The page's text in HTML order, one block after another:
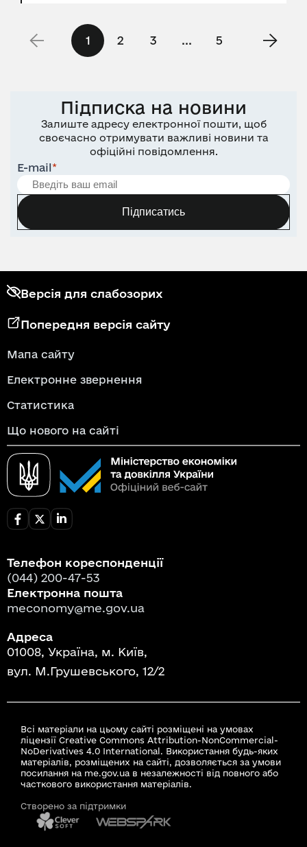
1 2 3 ... 5
Підписка на новини
Залиште адресу електронної пошти, щоб
своєчасно отримувати важливі новини та
офіційні повідомлення.
E-mail*
Підписатись
Версія для слабозорих
Попередня версія сайту
Мапа сайту
Електронне звернення
Статистика
Що нового на сайті
Телефон кореспонденції
(044) 200-47-53
Електронна пошта
meconomy@me.gov.ua
Адреса
01008, Україна, м. Київ,
вул. М.Грушевського, 12/2
Всі матеріали на цьому сайті розміщені на умовах
ліцензії Creative Commons Attribution-NonCommercial-
NoDerivatives 4.0 International. Використання будь-яких
матеріалів, розміщених на сайті, дозволяється за умови
посилання на me.gov.ua в незалежності від повного або
часткового використання матеріалів.
Створено за підтримки